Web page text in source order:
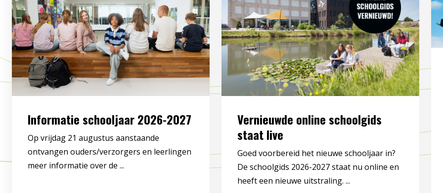
Informatie schooljaar 2026-2027
Op vrijdag 21 augustus aanstaande
ontvangen ouders/verzorgers en leerlingen
meer informatie over de ...
Vernieuwde online schoolgids
staat live
Goed voorbereid het nieuwe schooljaar in?
De schoolgids 2026-2027 staat nu online en
heeft een nieuwe uitstraling. ...